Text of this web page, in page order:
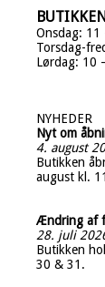
Onsdag: 11
Torsdag-
Lørdag: 10
NYHEDER
Nyt om
4. august
Butikken
august kl.
Ændring af
28. juli
Butikken
30 & 31.